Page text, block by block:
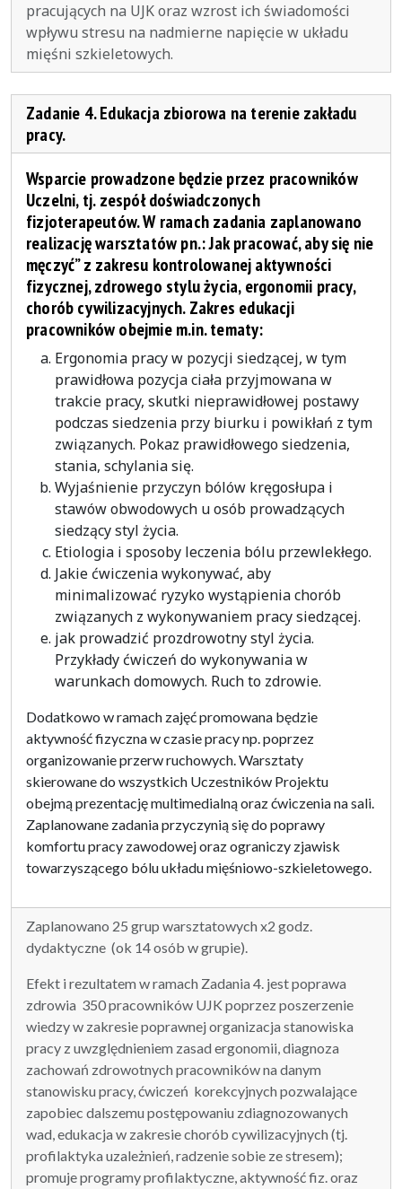
pracujących na UJK oraz wzrost ich świadomości
wpływu stresu na nadmierne napięcie w układu
mięśni szkieletowych.
Zadanie 4. Edukacja zbiorowa na terenie zakładu
pracy.
Wsparcie prowadzone będzie przez pracowników
Uczelni, tj. zespół doświadczonych
fizjoterapeutów. W ramach zadania zaplanowano
realizację warsztatów pn.: Jak pracować, aby się nie
męczyć” z zakresu kontrolowanej aktywności
fizycznej, zdrowego stylu życia, ergonomii pracy,
chorób cywilizacyjnych. Zakres edukacji
pracowników obejmie m.in. tematy:
Ergonomia pracy w pozycji siedzącej, w tym
prawidłowa pozycja ciała przyjmowana w
trakcie pracy, skutki nieprawidłowej postawy
podczas siedzenia przy biurku i powikłań z tym
związanych. Pokaz prawidłowego siedzenia,
stania, schylania się.
Wyjaśnienie przyczyn bólów kręgosłupa i
stawów obwodowych u osób prowadzących
siedzący styl życia.
Etiologia i sposoby leczenia bólu przewlekłego.
Jakie ćwiczenia wykonywać, aby
minimalizować ryzyko wystąpienia chorób
związanych z wykonywaniem pracy siedzącej.
jak prowadzić prozdrowotny styl życia.
Przykłady ćwiczeń do wykonywania w
warunkach domowych. Ruch to zdrowie.
Dodatkowo w ramach zajęć promowana będzie
aktywność fizyczna w czasie pracy np. poprzez
organizowanie przerw ruchowych. Warsztaty
skierowane do wszystkich Uczestników Projektu
obejmą prezentację multimedialną oraz ćwiczenia na sali.
Zaplanowane zadania przyczynią się do poprawy
komfortu pracy zawodowej oraz ograniczy zjawisk
towarzyszącego bólu układu mięśniowo-szkieletowego.
Zaplanowano 25 grup warsztatowych x2 godz.
dydaktyczne (ok 14 osób w grupie).
Efekt i rezultatem w ramach Zadania 4. jest poprawa
zdrowia 350 pracowników UJK poprzez poszerzenie
wiedzy w zakresie poprawnej organizacja stanowiska
pracy z uwzględnieniem zasad ergonomii, diagnoza
zachowań zdrowotnych pracowników na danym
stanowisku pracy, ćwiczeń korekcyjnych pozwalające
zapobiec dalszemu postępowaniu zdiagnozowanych
wad, edukacja w zakresie chorób cywilizacyjnych (tj.
profilaktyka uzależnień, radzenie sobie ze stresem);
promuje programy profilaktyczne, aktywność fiz. oraz